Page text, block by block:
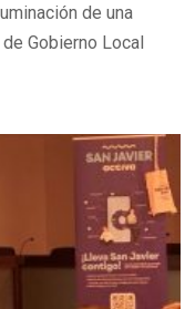
de una
Gobierno Local